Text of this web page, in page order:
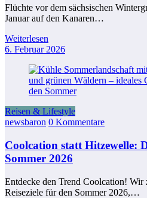
Flüchte vor dem sächsischen
Januar auf den Kanaren…
Weiterlesen
6. Februar 2026
Reisen & Lifestyle
newsbaron 0 Kommentare
Coolcation statt Hitzewelle:
Sommer 2026
Entdecke den Trend Coolcation! Wir
Reiseziele für den Sommer 2026,…